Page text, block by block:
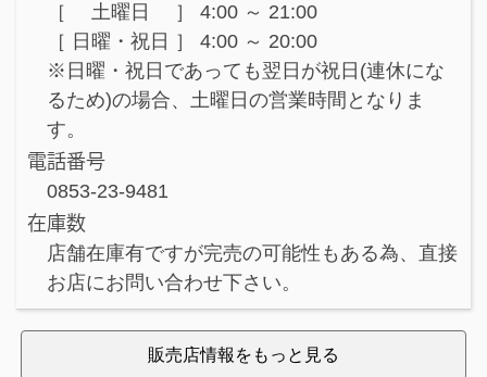
［ 土曜日 ］ 4:00 ～ 21:00
［ 日曜・祝日 ］ 4:00 ～ 20:00
※日曜・祝日であっても翌日が祝日(連休にな
るため)の場合、土曜日の営業時間となりま
す。
電話番号
0853-23-9481
在庫数
店舗在庫有ですが完売の可能性もある為、直接
お店にお問い合わせ下さい。
販売店情報をもっと見る